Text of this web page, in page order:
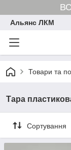
Альянс ЛКМ
Товари та
Тара
Сортування